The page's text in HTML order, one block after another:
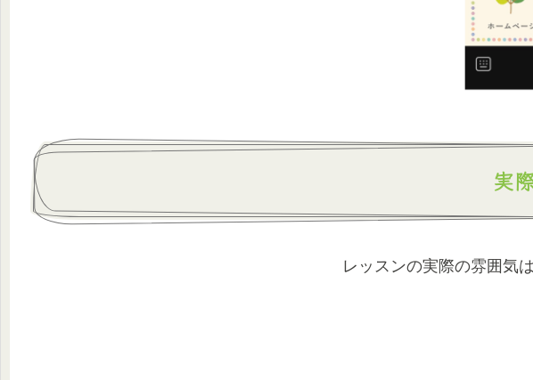
実
レッスンの実際の雰囲気